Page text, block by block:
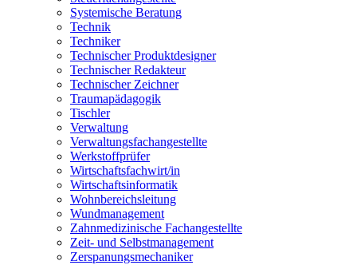
Systemische Beratung
Technik
Techniker
Technischer Produktdesigner
Technischer Redakteur
Technischer Zeichner
Traumapädagogik
Tischler
Verwaltung
Verwaltungsfachangestellte
Werkstoffprüfer
Wirtschaftsfachwirt/in
Wirtschaftsinformatik
Wohnbereichsleitung
Wundmanagement
Zahnmedizinische Fachangestellte
Zeit- und Selbstmanagement
Zerspanungsmechaniker